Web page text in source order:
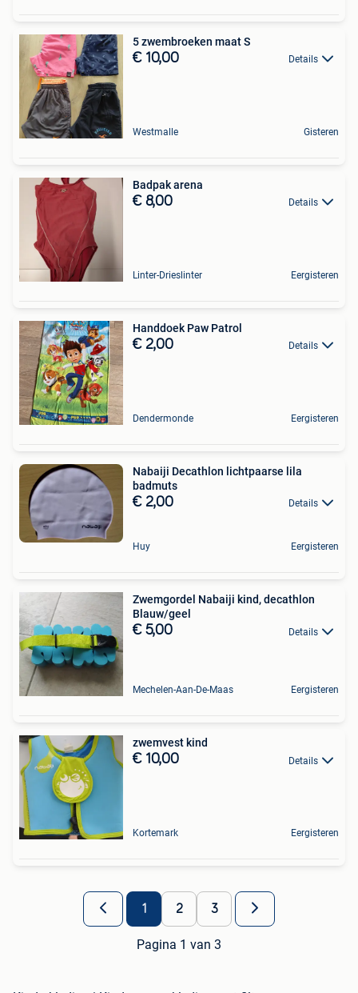
5 zwembroeken maat S
€ 10,00 Details
Westmalle Gisteren
Badpak arena
€ 8,00 Details
Linter-Drieslinter Eergisteren
Handdoek Paw Patrol
€ 2,00 Details
Dendermonde Eergisteren
Nabaiji Decathlon lichtpaarse lila
badmuts
€ 2,00 Details
Huy Eergisteren
Zwemgordel Nabaiji kind, decathlon
Blauw/geel
€ 5,00 Details
Mechelen-Aan-De-Maas Eergisteren
zwemvest kind
€ 10,00 Details
Kortemark Eergisteren
1 2 3
Pagina 1 van 3